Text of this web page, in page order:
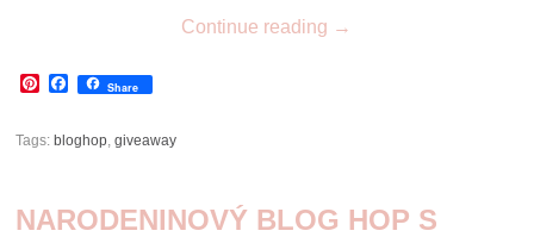
Continue reading →
Pinterest
Facebook
Share
Tags:bloghop ,giveaway
NARODENINOVÝ BLOG HOP S